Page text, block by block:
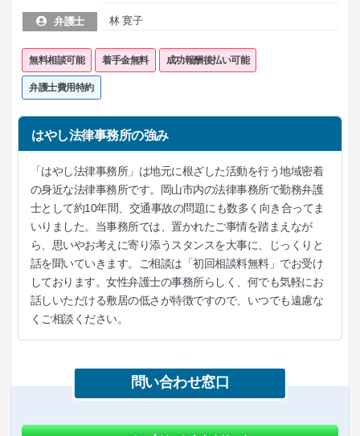
弁護士 林 寛子
無料相談可能 着手金無料 成功報酬後払い可能
弁護士費用特約
はやし法律事務所の強み
「はやし法律事務所」は地元に根ざした活動を行う地域密着
の身近な法律事務所です。岡山市内の法律事務所で勤務弁護
士として約10年間、交通事故の問題にも数多く向き合ってま
いりました。当事務所では、置かれたご事情を踏まえなが
ら、思いやお考えに寄り添うスタンスを大事に、じっくりと
話を聞いていきます。ご相談は「初回相談料無料」でお受け
しております。女性弁護士の事務所らしく、何でも気軽にお
話しいただける敷居の低さが特徴ですので、いつでも遠慮な
くご相談ください。
問い合わせ窓口